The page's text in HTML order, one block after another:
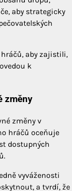
aby strategicky
aby zajistili,
k
změny
změny v
hráčů oceňuje
dostupných
vyváženosti
a tvrdí, že